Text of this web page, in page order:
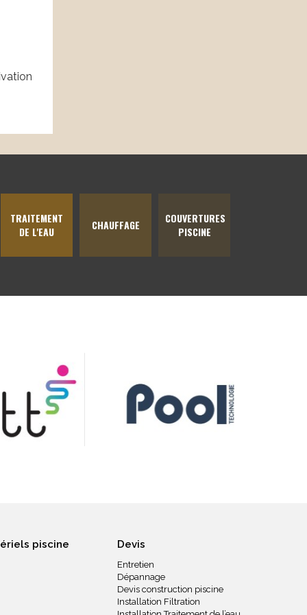
TRAITEMENT
DE L'EAU
CHAUFFAGE
COUVERTURES
PISCINE
piscine Devis
Entretien
Dépannage
Devis construction piscine
Installation Filtration